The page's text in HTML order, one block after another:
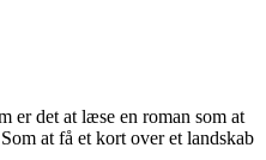
er det at læse en roman som at
at få et kort over et landskab